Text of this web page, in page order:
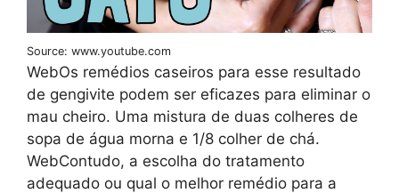
Source: www.youtube.com
WebOs remédios caseiros para esse resultado
de gengivite podem ser eficazes para eliminar o
mau cheiro. Uma mistura de duas colheres de
sopa de água morna e 1/8 colher de chá.
WebContudo, a escolha do tratamento
adequado ou qual o melhor remédio para a